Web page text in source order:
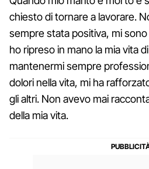
chiesto di tornare a lavorare.
sempre stata positiva, mi
ho ripreso in mano la mia vita
mantenermi sempre
dolori nella vita, mi ha
gli altri. Non avevo mai
della mia vita.